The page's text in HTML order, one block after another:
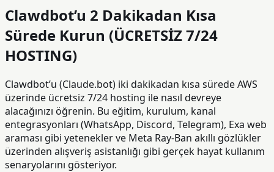
Clawdbot’u 2 Dakikadan Kısa
Sürede Kurun (ÜCRETSİZ 7/24
HOSTING)
Clawdbot’u (Claude.bot) iki dakikadan kısa sürede AWS
üzerinde ücretsiz 7/24 hosting ile nasıl devreye
alacağınızı öğrenin. Bu eğitim, kurulum, kanal
entegrasyonları (WhatsApp, Discord, Telegram), Exa web
araması gibi yetenekler ve Meta Ray‑Ban akıllı gözlükler
üzerinden alışveriş asistanlığı gibi gerçek hayat kullanım
senaryolarını gösteriyor.